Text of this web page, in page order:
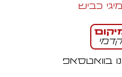
כביש
קדמי
בוואטסאפ